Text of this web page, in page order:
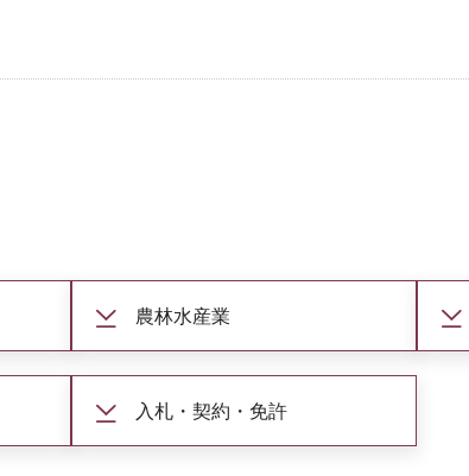
農林水産業
入札・契約・免許